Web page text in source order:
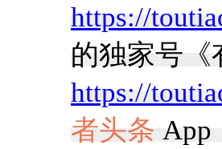
https://
的独家号《
https://
者头条 App